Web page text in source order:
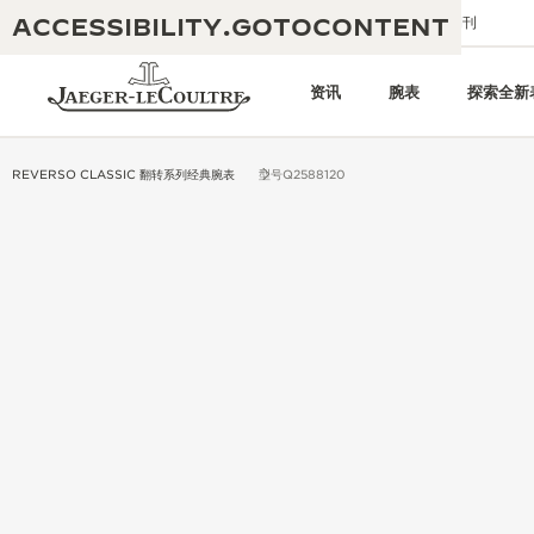
ACCESSIBILITY.GOTOCONTENT
给我们发送电子邮件 精品店 电子期刊
资讯 腕表 探索全新
REVERSO CLASSIC 翻转系列经典腕表 型号Q2588120